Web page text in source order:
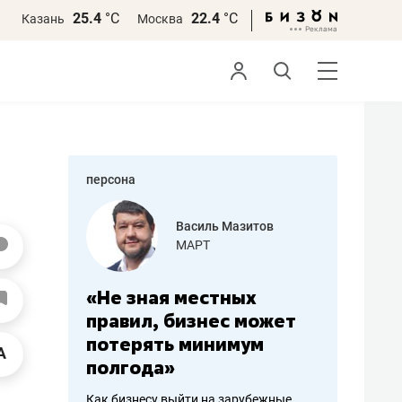
Казань 25.4 °С Москва 22.4 °С
персона
работа
Василь Мазитов
МАРТ
«Не зная местных
правил, бизнес может
потерять минимум
полгода»